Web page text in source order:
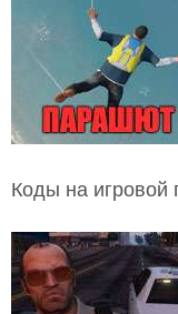
Коды на игровой